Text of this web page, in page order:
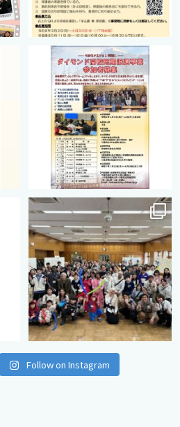
cts.international.friendship
8月 12
cts.international.friendship
8月 12
Follow on Instagram